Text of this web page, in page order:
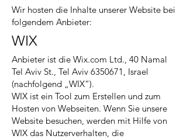
Wir hosten die Inhalte unserer Website bei
folgendem Anbieter:
WIX
Anbieter ist die Wix.com Ltd., 40 Namal
Tel Aviv St., Tel Aviv 6350671 , Israel
(nachfolgend „WIX“).
WIX ist ein Tool zum Erstellen und zum
Hosten von Webseiten. Wenn Sie unsere
Website besuchen, werden mit Hilfe von
WIX das Nutzerverhalten, die